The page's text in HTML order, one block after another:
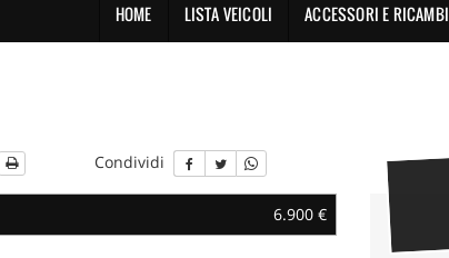
HOME LISTA VEICOLI ACCESSORI E RICAMBI
Condividi
6.900 €